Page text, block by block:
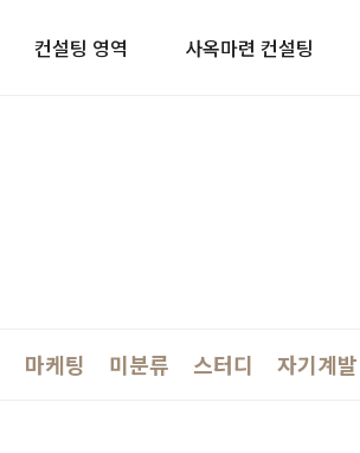
컨설팅 영역 사옥마련 컨설팅
마케팅 미분류 스터디 자기계발